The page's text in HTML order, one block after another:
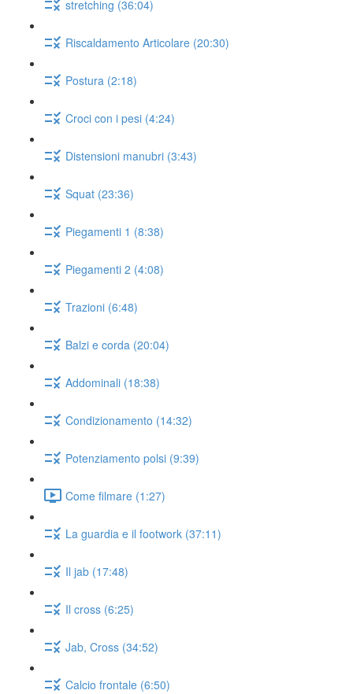
stretching (36:04)
Riscaldamento Articolare (20:30)
Postura (2:18)
Croci con i pesi (4:24)
Distensioni manubri (3:43)
Squat (23:36)
Piegamenti 1 (8:38)
Piegamenti 2 (4:08)
Trazioni (6:48)
Balzi e corda (20:04)
Addominali (18:38)
Condizionamento (14:32)
Potenziamento polsi (9:39)
Come filmare (1:27)
La guardia e il footwork (37:11)
Il jab (17:48)
Il cross (6:25)
Jab, Cross (34:52)
Calcio frontale (6:50)